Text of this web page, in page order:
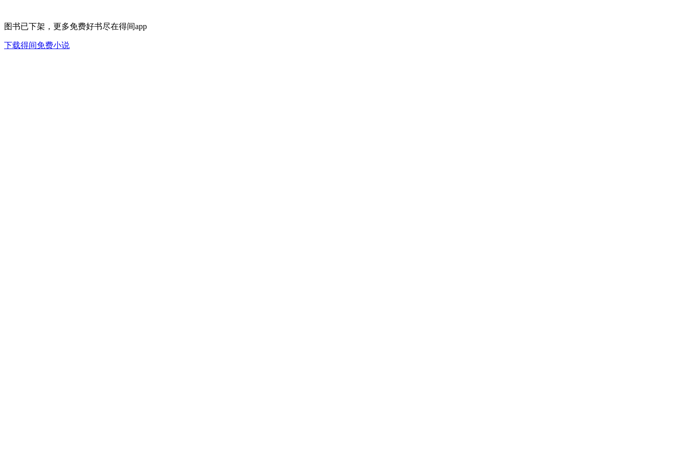
图书已下架，更多免费好书尽在得间app
下载得间免费小说